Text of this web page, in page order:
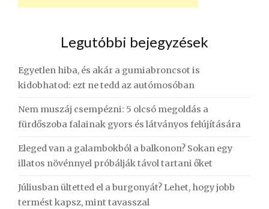
Legutóbbi bejegyzések
Egyetlen hiba, és akár a gumiabroncsot is
kidobhatod: ezt ne tedd az autómosóban
Nem muszáj csempézni: 5 olcsó megoldás a
fürdőszoba falainak gyors és látványos felújítására
Eleged van a galambokból a balkonon? Sokan egy
illatos növénnyel próbálják távol tartani őket
Júliusban ültetted el a burgonyát? Lehet, hogy jobb
termést kapsz, mint tavasszal